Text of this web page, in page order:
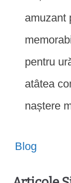
amuzant
pentru
atâtea
naștere
Blog